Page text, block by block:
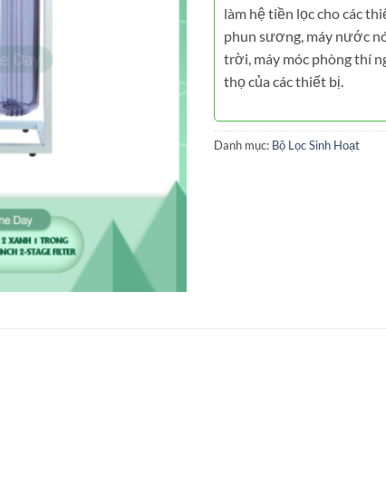
làm hệ tiền lọc cho các
phun sương, máy nước
trời, máy móc phòng thí
thọ của các thiết bị.
Danh mục: Bộ Lọc Sinh Hoạt